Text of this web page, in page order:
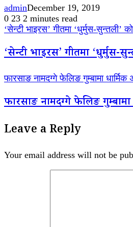
adminDecember 19, 2019
0 23 2 minutes read
‘सेन्टी भाइरस’ गीतमा ‘धुर्मुस-सुन्तली’
‘सेन्टी भाइरस’ गीतमा ‘धुर्मुस-
फारसाङ नामदग्गे फेलिङ गुम्बामा धार्मिक
फारसाङ नामदग्गे फेलिङ गुम्बामा
Leave a Reply
Your email address will not be